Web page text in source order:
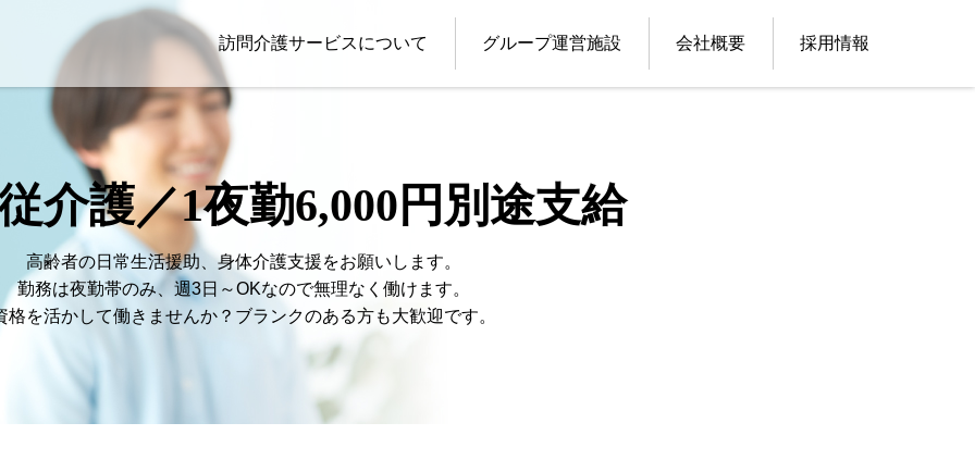
訪問介護サービスについて グループ運営施設 会社概要 採用情報
介護／1夜勤6,000円別途支給
高齢者の日常生活援助、身体介護支援をお願いします。
勤務は夜勤帯のみ、週3日～OKなので無理なく働けます。
格を活かして働きませんか？ブランクのある方も大歓迎です。